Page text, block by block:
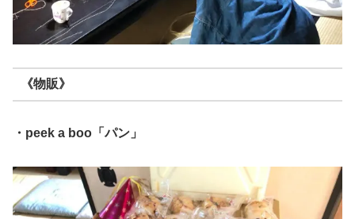
《物販》
・peek a boo「パン」